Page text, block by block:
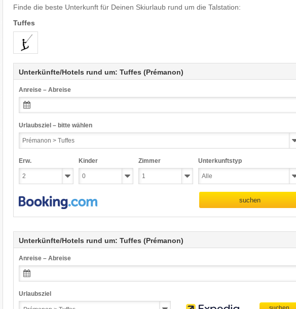
Finde die beste Unterkunft für Deinen Skiurlaub rund um die Talstation:
Tuffes
Unterkünfte/Hotels rund um: Tuffes (Prémanon)
Anreise – Abreise
Urlaubsziel – bitte wählen
Erw. Kinder Zimmer Unterkunftstyp
suchen
Unterkünfte/Hotels rund um: Tuffes (Prémanon)
Anreise – Abreise
Urlaubsziel